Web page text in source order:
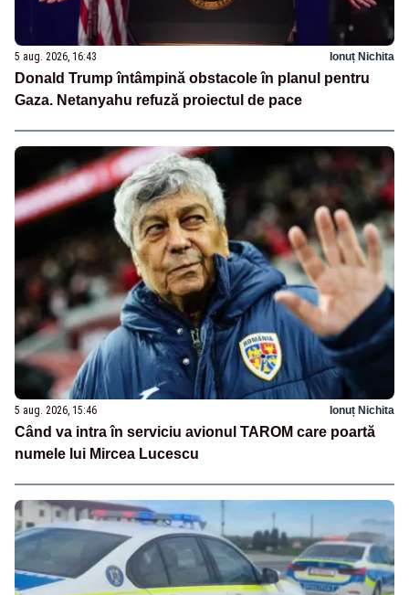
5 aug. 2026, 16:43 Ionuț Nichita
Donald Trump întâmpină obstacole în planul pentru
Gaza. Netanyahu refuză proiectul de pace
5 aug. 2026, 15:46 Ionuț Nichita
Când va intra în serviciu avionul TAROM care poartă
numele lui Mircea Lucescu